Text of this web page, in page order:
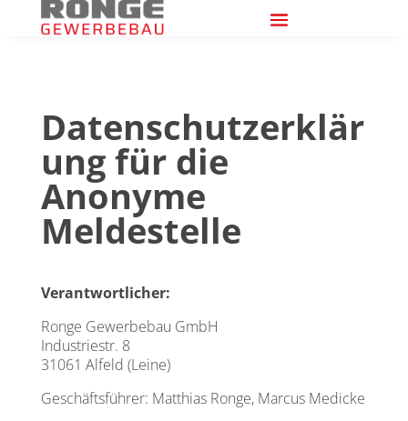
Datenschutzerklär
ung für die
Anonyme
Meldestelle
Ver­ant­wort­li­cher:
Ron­ge Gewer­be­bau GmbH
Indus­trie­str. 8
31061 Alfeld (Lei­ne)
Geschäfts­füh­rer: Mat­thi­as Ron­ge, Mar­cus Medi­cke